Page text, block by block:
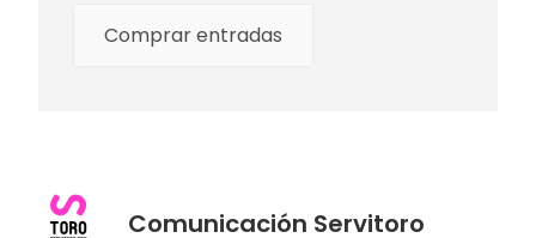
Comprar entradas
Comunicación Servitoro